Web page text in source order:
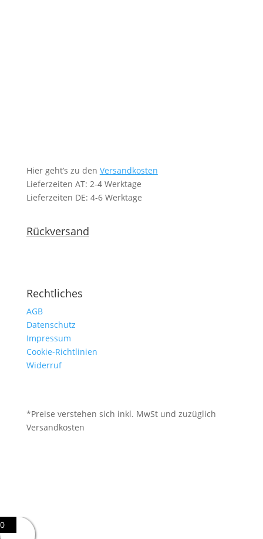
Hier geht’s zu den Versandkosten
Lieferzeiten AT: 2-4 Werktage
Lieferzeiten DE: 4-6 Werktage
Rückversand
Rechtliches
AGB
Datenschutz
Impressum
Cookie-Richtlinien
Widerruf
*Preise verstehen sich inkl. MwSt und zuzüglich
Versandkosten
0